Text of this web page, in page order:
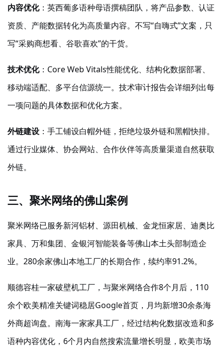
内容优化：英西葡多语种母语撰稿团队，将产品参数、认证
资质、产能数据转化为高质量内容。不写“自嗨式”文案，只
写“采购商想看、谷歌喜欢”的干货。
技术优化： Core Web Vitals性能优化、结构化数据部署、
移动端适配、多平台信源统一。技术审计报告会详细列出每
一项问题的具体数据和优化方案。
外链建设 ：手工铺设白帽外链，拒绝垃圾外链和黑帽快排。
通过行业媒体、协会网站、合作伙伴等高质量渠道自然获取
外链。
三、聚米网络的佛山案例
聚米网络已服务新河铝材、源田机械、金龙恒家居、迪奥比
家具、万和集团、金银河智能装备等佛山本土头部制造企
业。 280余家佛山本地工厂的长期合作，续约率91.2%。
顺德容桂一家破壁机工厂，与聚米网络合作8个月后，110
余个欧美精准关键词稳居Google首页，月均新增30余条海
外商超询盘。南海一家家具工厂，经过结构化数据改造和多
语种内容优化，6个月内自然搜索流量增长明显，欧美市场